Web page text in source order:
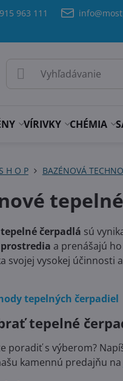
963 111
VÍRIVKY CHÉMIA
H O P BAZÉNOVÁ
čerpadlá sú
a prenášajú
svojej vysokej účinnosti
tepelných čerpadiel
tepelné
poradiť s výberom?
kamennú predajňu na